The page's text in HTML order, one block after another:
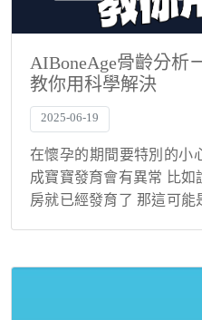
AIBoneAge骨齡分析
教你用科學解決
2025-06-19
在懷孕的期間要特別的小
成寶寶發育會有異常 比
房就已經發育了 那這可能